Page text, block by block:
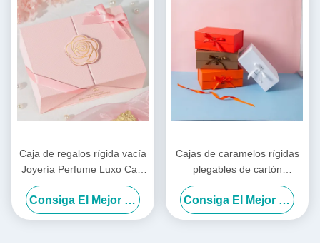
Caja de regalos rígida vacía
Joyería Perfume Luxo Caja
de regalos Logotipo
personalizado
Consiga El Mejor Precio
Cajas de caramelos rígidas
plegables de cartón
corrugado para ropa, caja
de regalo para vacaciones
Consiga El Mejor Precio